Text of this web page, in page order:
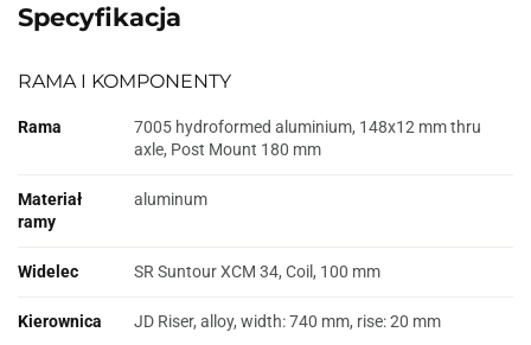
Specyfikacja
RAMA I KOMPONENTY
Rama
7005 hydroformed aluminium, 148x12 mm thru
axle, Post Mount 180 mm
Materiał
ramy
aluminum
Widelec SR Suntour XCM 34, Coil, 100 mm
Kierownica JD Riser, alloy, width: 740 mm, rise: 20 mm